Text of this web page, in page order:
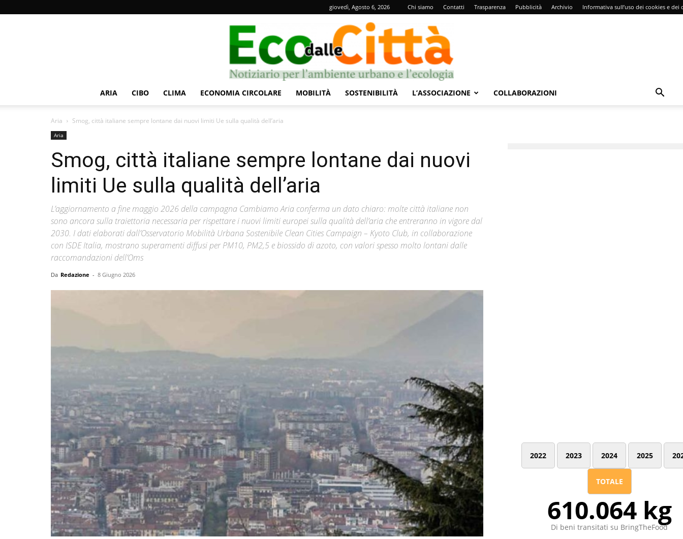
giovedì, Agosto 6, 2026 Chi siamo Contatti Trasparenza Pubblicità Archivio Informativa sull’uso dei cookies e dei
Città
ARIA CIBO CLIMA ECONOMIA CIRCOLARE MOBILITÀ SOSTENIBILITÀ L’ASSOCIAZIONE COLLABORAZIONI
Aria Smog, città italiane sempre lontane dai nuovi limiti Ue sulla qualità dell’aria
Aria
Smog, città italiane sempre lontane dai nuovi
limiti Ue sulla qualità dell’aria
L’aggiornamento a fine maggio 2026 della campagna Cambiamo Aria conferma un dato chiaro: molte città italiane non
sono ancora sulla traiettoria necessaria per rispettare i nuovi limiti europei sulla qualità dell’aria che entreranno in vigore dal
2030. I dati elaborati dall’Osservatorio Mobilità Urbana Sostenibile Clean Cities Campaign – Kyoto Club, in collaborazione
con ISDE Italia, mostrano superamenti diffusi per PM10, PM2,5 e biossido di azoto, con valori spesso molto lontani dalle
raccomandazioni dell’Oms
Da Redazione - 8 Giugno 2026
2022 2023 2024 2025
TOTALE
610.064 kg
Di beni transitati su BringTheFood